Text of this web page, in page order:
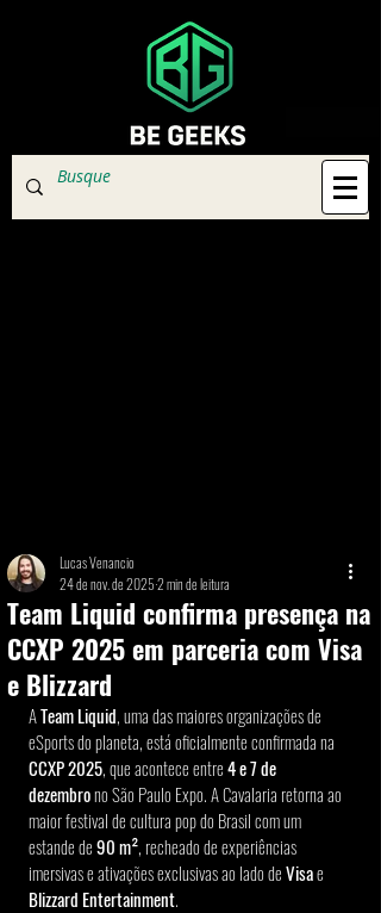
Team Liquid confirma presença na
CCXP 2025 em parceria com Visa
e Blizzard
Lucas Venancio
24 de nov. de 20252 min de leitura
A Team Liquid, uma das maiores organizações de
eSports do planeta, está oficialmente confirmada na
CCXP 2025, que acontece entre 4 e 7 de
dezembro no São Paulo Expo. A Cavalaria retorna ao
maior festival de cultura pop do Brasil com um
estande de 90 m², recheado de experiências
imersivas e ativações exclusivas ao lado de Visa e
Blizzard Entertainment.